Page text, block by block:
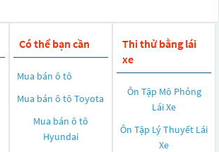
Có thể bạn cần
Mua bán ô tô
Mua bán ô tô Toyota
Mua bán ô tô
Hyundai
Thi thử bằng lái
xe
Ôn Tập Mô Phỏng
Lái Xe
Ôn Tập Lý Thuyết Lái
Xe